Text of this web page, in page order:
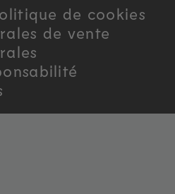
de cookies
de vente